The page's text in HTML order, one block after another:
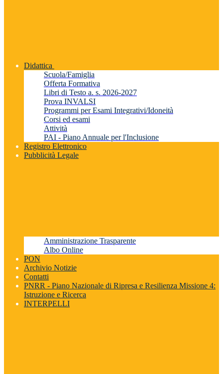
Didattica
Scuola/Famiglia
Offerta Formativa
Libri di Testo a. s. 2026-2027
Prova INVALSI
Programmi per Esami Integrativi/Idoneità
Corsi ed esami
Attività
PAI - Piano Annuale per l'Inclusione
Registro Elettronico
Pubblicità Legale
Amministrazione Trasparente
Albo Online
PON
Archivio Notizie
Contatti
PNRR - Piano Nazionale di Ripresa e Resilienza Missione 4:
Istruzione e Ricerca
INTERPELLI